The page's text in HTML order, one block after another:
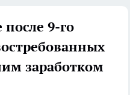
после 9-го
заработком